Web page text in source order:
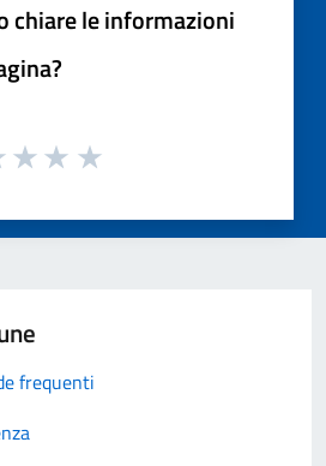
chiare le informazioni
frequenti